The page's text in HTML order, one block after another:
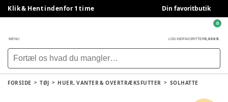
Klik & Hent indenfor 1 time Din favoritbutik
MENU LOG INDFAVORITTER0,00 KR.
0
FORSIDE TØJ HUER, VANTER & OVERTRÆKSFUTTER SOLHATTE